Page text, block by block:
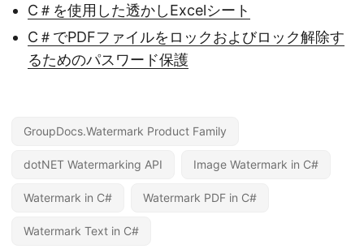
C＃を使用した透かしExcelシート
C＃でPDFファイルをロックおよびロック解除す
るためのパスワード保護
GroupDocs.Watermark Product Family
dotNET Watermarking API Image Watermark in C#
Watermark in C# Watermark PDF in C#
Watermark Text in C#